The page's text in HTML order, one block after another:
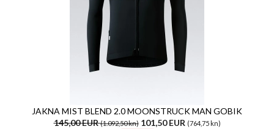
JAKNA MIST BLEND 2.0 MOONSTRUCK MAN GOBIK
145,00 EUR(1.092,50 kn)101,50 EUR (764,75 kn)